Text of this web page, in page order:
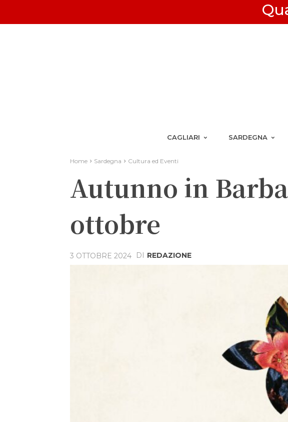
CAGLIARI SARDEGNA
Home Sardegna Cultura ed Eventi
Autunno in
ottobre
3 OTTOBRE 2024 DI REDAZIONE